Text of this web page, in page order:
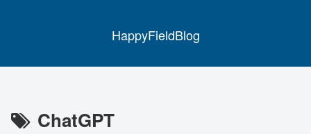
HappyFieldBlog
ChatGPT